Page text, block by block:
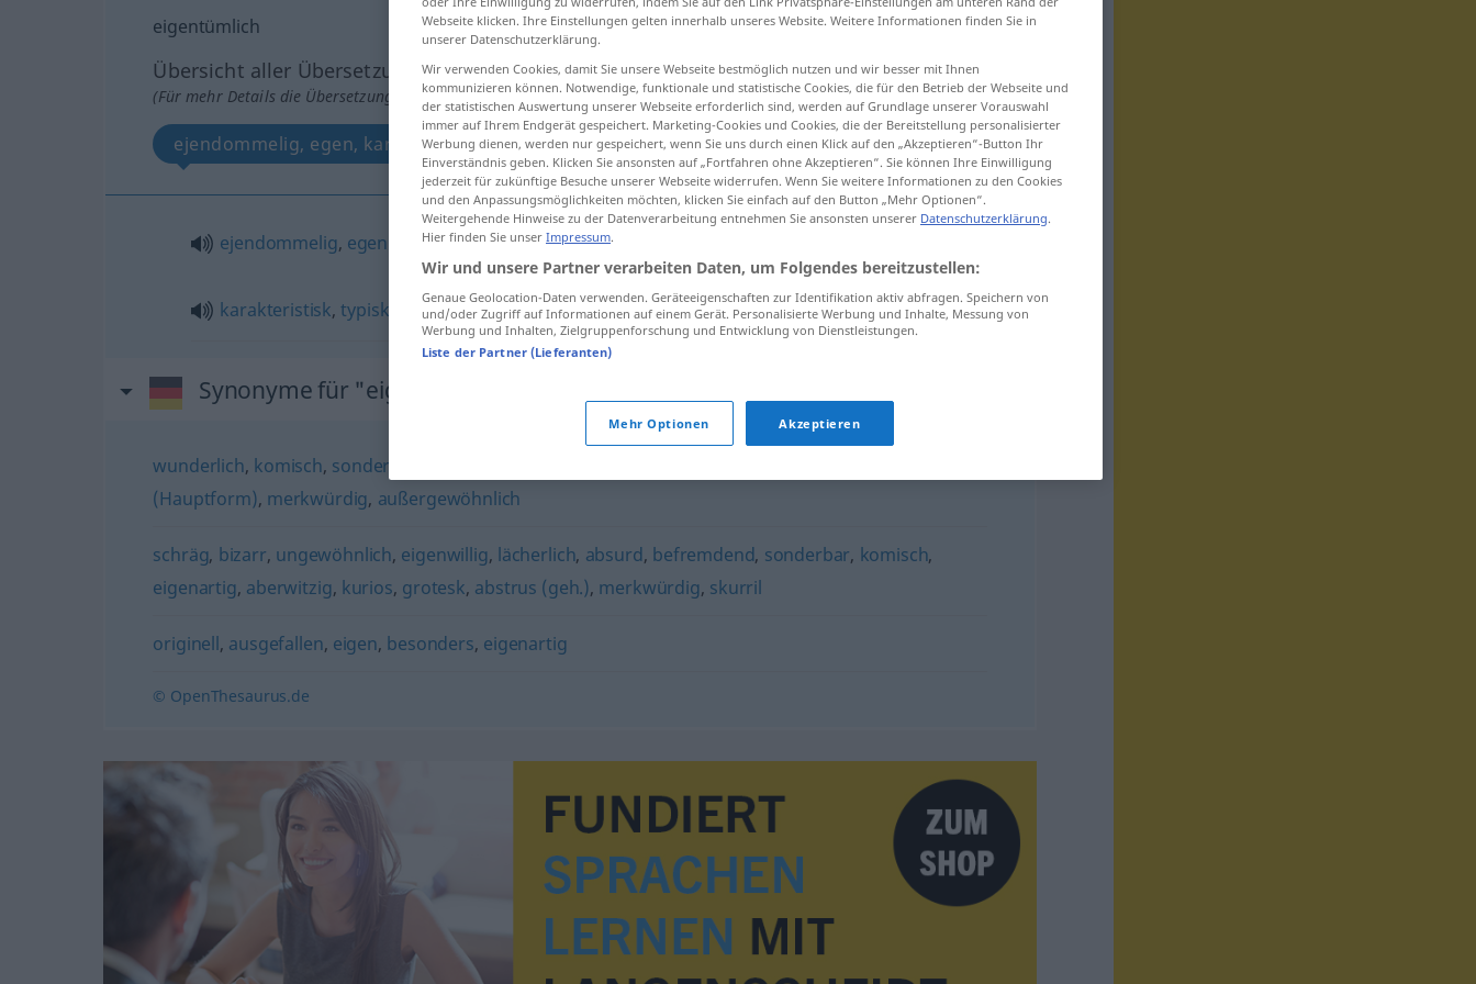
eigentümlich
Übersicht aller Übersetzungen
(Für mehr Details die Übersetzung anklicken/antippen)
ejendommelig, egen, karakteristisk, typisk
ejendommelig, egen
karakteristisk,typisk eigentümlich
Synonyme für "eigentümlich"
wunderlich, komisch, sonderbar
(Hauptform), merkwürdig, außergewöhnlich
schräg, bizarr, ungewöhnlich, eigenwillig, lächerlich, absurd, befremdend, sonderbar, komisch,
eigenartig, aberwitzig, kurios, grotesk, abstrus (geh.), merkwürdig, skurril
originell, ausgefallen, eigen, besonders, eigenartig
© OpenThesaurus.de
Webseite klicken. Ihre Einstellungen gelten innerhalb unseres Website. Weitere Informationen finden Sie in
unserer Datenschutzerklärung.
Wir verwenden Cookies, damit Sie unsere Webseite bestmöglich nutzen und wir besser mit Ihnen
kommunizieren können. Notwendige, funktionale und statistische Cookies, die für den Betrieb der Webseite und
der statistischen Auswertung unserer Webseite erforderlich sind, werden auf Grundlage unserer Vorauswahl
immer auf Ihrem Endgerät gespeichert. Marketing-Cookies und Cookies, die der Bereitstellung personalisierter
Werbung dienen, werden nur gespeichert, wenn Sie uns durch einen Klick auf den „Akzeptieren“-Button Ihr
Einverständnis geben. Klicken Sie ansonsten auf „Fortfahren ohne Akzeptieren“. Sie können Ihre Einwilligung
jederzeit für zukünftige Besuche unserer Webseite widerrufen. Wenn Sie weitere Informationen zu den Cookies
und den Anpassungsmöglichkeiten möchten, klicken Sie einfach auf den Button „Mehr Optionen“.
Weitergehende Hinweise zu der Datenverarbeitung entnehmen Sie ansonsten unserer Datenschutzerklärung.
Hier finden Sie unser Impressum.
Wir und unsere Partner verarbeiten Daten, um Folgendes bereitzustellen:
Genaue Geolocation-Daten verwenden. Geräteeigenschaften zur Identifikation aktiv abfragen. Speichern von
und/oder Zugriff auf Informationen auf einem Gerät. Personalisierte Werbung und Inhalte, Messung von
Werbung und Inhalten, Zielgruppenforschung und Entwicklung von Dienstleistungen.
Liste der Partner (Lieferanten)
Mehr Optionen Akzeptieren